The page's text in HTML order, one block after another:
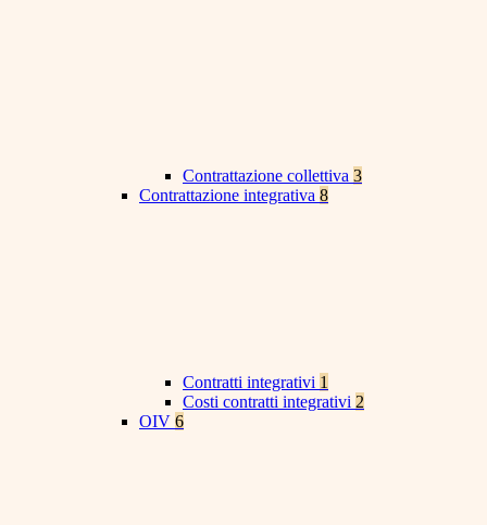
Contrattazione collettiva 3
Contrattazione integrativa 8
Contratti integrativi 1
Costi contratti integrativi 2
OIV 6